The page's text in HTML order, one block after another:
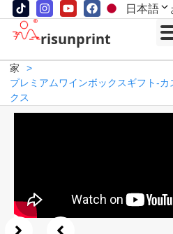
日本語
risunprint
家
>
プレミアムワインボックスギフト-
クス